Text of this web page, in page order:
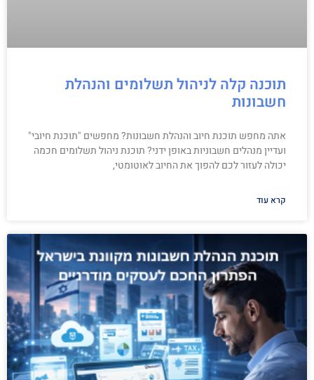
תוכנה קלה לניהול תשלומים והנהלת
חשבונות
אתה מחפש תוכנת חיוב והנהלת חשבונות? מחפשים "תוכנת חיובי"
ועדיין מנהלים חשבוניות באופן ידני? תוכנת ניהול תשלומים חכמה
יכולה לעזור לכם להפוך את החיוב לאוטומטי,
קרא עוד